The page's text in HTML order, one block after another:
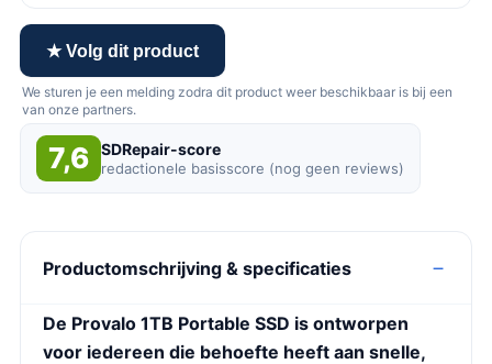
★ Volg dit product
We sturen je een melding zodra dit product weer beschikbaar is bij een
van onze partners.
7,6 SDRepair-score
redactionele basisscore (nog geen reviews)
Productomschrijving & specificaties
De Provalo 1TB Portable SSD is ontworpen
voor iedereen die behoefte heeft aan snelle,